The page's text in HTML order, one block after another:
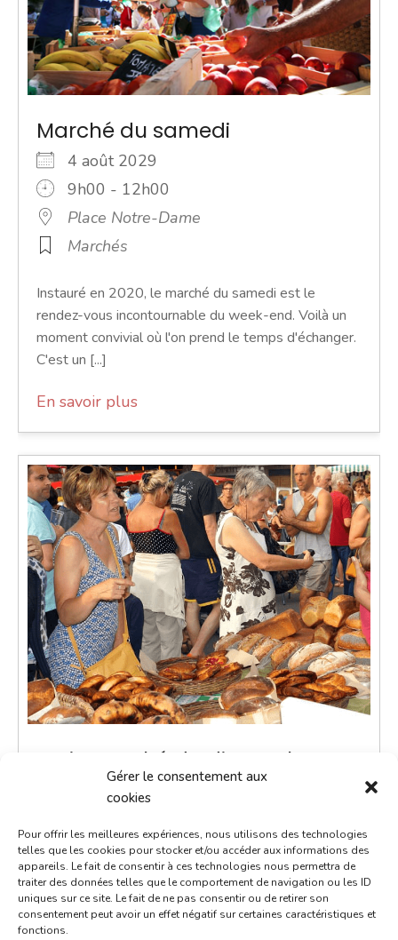
Gérer le consentement aux
cookies
Pour offrir les meilleures expériences, nous utilisons des technologies
telles que les cookies pour stocker et/ou accéder aux informations des
appareils. Le fait de consentir à ces technologies nous permettra de
traiter des données telles que le comportement de navigation ou les ID
uniques sur ce site. Le fait de ne pas consentir ou de retirer son
consentement peut avoir un effet négatif sur certaines caractéristiques et
fonctions.
Marché du samedi
4 août 2029
9h00 - 12h00
Place Notre-Dame
Marchés
Instauré en 2020, le marché du samedi est le
rendez-vous incontournable du week-end. Voilà un
moment convivial où l'on prend le temps d'échanger.
C'est un [...]
En savoir plus
Petit marché du dimanche
5 août 2029
Place de la République
Marchés
Le petit marché du dimanche est un moment de